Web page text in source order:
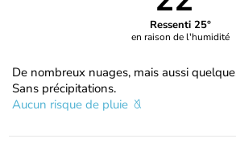
Ressenti 25°
en raison de l'humidité
De nombreux nuages, mais aussi
Sans précipitations.
Aucun risque de pluie